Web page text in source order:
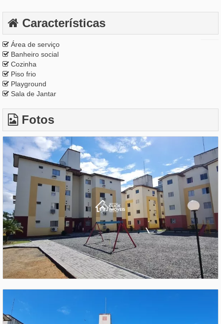
Características
Área de serviço
Banheiro social
Cozinha
Piso frio
Playground
Sala de Jantar
Fotos